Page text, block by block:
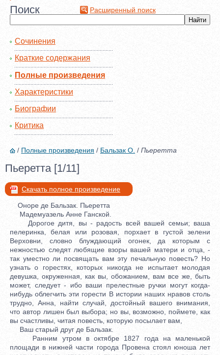
Поиск Расширенный поиск
Сочинения
Краткие содержания
Полные произведения
Характеристики
Биографии
Критика
/ Полные произведения / Бальзак О. / Пьеретта
Пьеретта [1/11]
Скачать полное произведение
Оноре де Бальзак. Пьеретта
Мадемуазель Анне Ганской.
Дорогое дитя, вы - радость всей вашей семьи; ваша
пелеринка, белая или розовая, порхает в густой зелени
Верховни, словно блуждающий огонек, да которым с
нежностью следят любящие взоры вашей матери и отца, -
так уместно ли посвящать вам эту печальную повесть? Но
узнать о горестях, которых никогда не испытает молодая
девушка, окруженная, как вы, обожанием, вам все же, быть
может, следует - ибо ваши прелестные ручки могут когда-
нибудь облегчить эти горести В истории наших нравов столь
трудно, Анна, найти случай, достойный вашего внимания,
что автор лишен был выбора; но вы, возможно, поймете, как
вы счастливы, читая повесть, которую посылает вам,
Ваш старый друг де Бальзак.
Ранним утром в октябре 1827 года на маленькой
площади в нижней части города Провена стоял юноша лет